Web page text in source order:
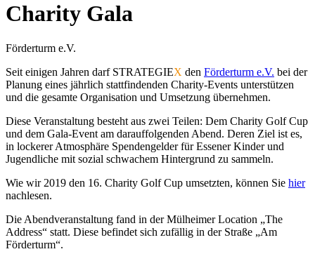
Charity Gala
Förderturm e.V.
Seit einigen Jahren darf STRATEGIEX den Förderturm e.V. bei der
Planung eines jährlich stattfindenden Charity-Events unterstützen
und die gesamte Organisation und Umsetzung übernehmen.
Diese Veranstaltung besteht aus zwei Teilen: Dem Charity Golf Cup
und dem Gala-Event am darauffolgenden Abend. Deren Ziel ist es,
in lockerer Atmosphäre Spendengelder für Essener Kinder und
Jugendliche mit sozial schwachem Hintergrund zu sammeln.
Wie wir 2019 den 16. Charity Golf Cup umsetzten, können Sie hier
nachlesen.
Die Abendveranstaltung fand in der Mülheimer Location „The
Address“ statt. Diese befindet sich zufällig in der Straße „Am
Förderturm“.